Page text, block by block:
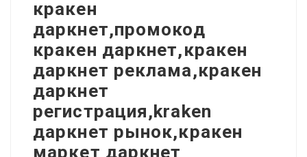
кракен
даркнет,промокод
кракен даркнет,кракен
даркнет реклама,кракен
даркнет
регистрация,kraken
даркнет рынок,кракен
маркет даркнет